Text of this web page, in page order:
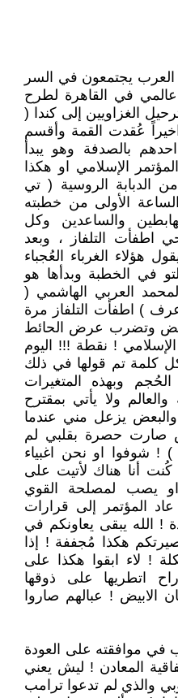
يجتمعون في السر
في القاهرة لطرح
الغزاويين إلى كندا (
واخيراً عُقدت القمة وأقسم
بالصدفة وهو يبدأ
الإسلامي او هكذا
الدبابة الروسية ( تي
الأولى من خطبته
والساعدين وكل
اطفأت التلفاز ، وبعد
هؤلاء الغرباء العُجباء
في الخطبة وبدأها هو
العربي الهاشمي (
) اطفأت التلفاز مرة
وتضرب عرض الحائط
! نقطة !!! اليوم
كلمة تم قولها في ذلك
وبهذه المتغيرات
ولا يأتي بمقترح
يزعل مني عندما
صارت حصرة بقلبي لم
! شوفوا او نحن اغبياء
أنا هناك لأتيت على
يصب لمصلحة القوي
المؤتمر إلى قرارات
! الله يبقى يعاونكم في
هكذا مُجففة ! إذا
! لاء ابقوا هكذا على
اتطريها على ذوقها
الابيض ! عبالهم صاروا
في موافقته على العودة
المعادن ! ليش يعني
والذي لم تدعوا ترامب